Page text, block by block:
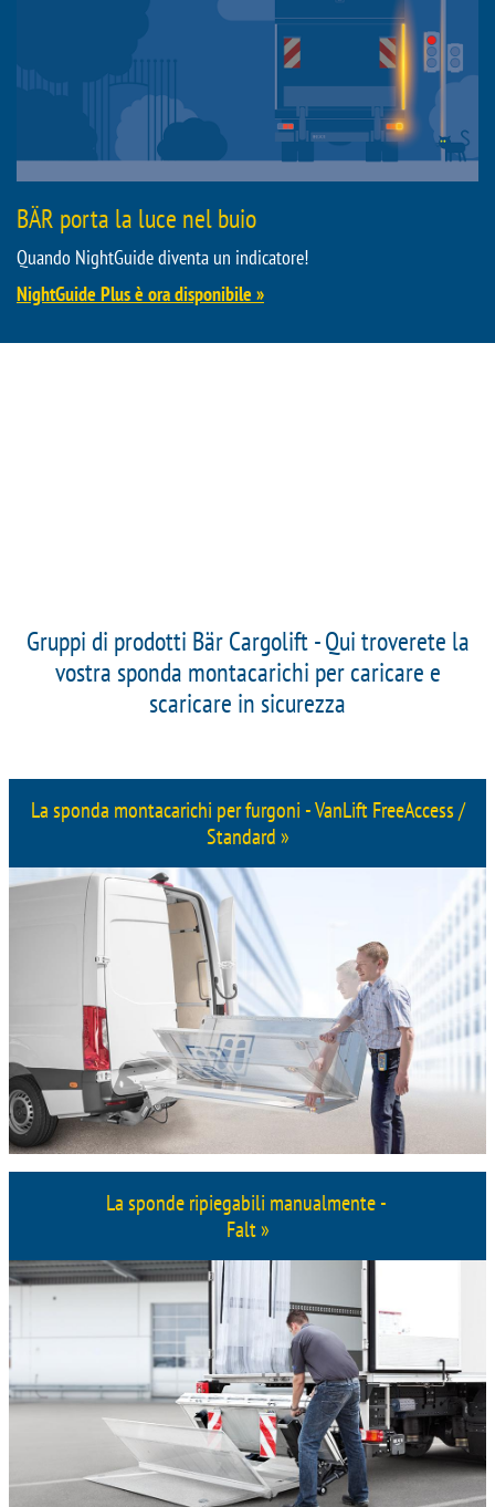
BÄR porta la luce nel buio
Quando NightGuide diventa un indicatore!
NightGuide Plus è ora disponibile »
Gruppi di prodotti Bär Cargolift - Qui troverete la
vostra sponda montacarichi per caricare e
scaricare in sicurezza
La sponda montacarichi per furgoni - VanLift FreeAccess /
Standard »
La sponde ripiegabili manualmente -
Falt »